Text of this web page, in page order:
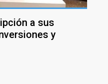
a sus
y